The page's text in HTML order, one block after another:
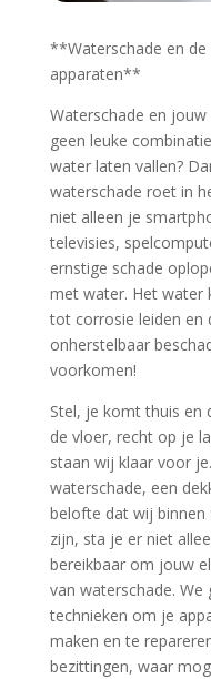
**Waterschade en
apparaten**
Waterschade en
geen leuke
water laten vallen?
waterschade roet in
niet alleen je
televisies,
ernstige schade
met water.​ Het water
tot corrosie leiden en
onherstelbaar
voorkomen!
Stel, je komt thuis en
de vloer, recht op je
staan wij klaar voor
waterschade, een
belofte dat wij binnen
zijn, sta je er niet
bereikbaar om jouw
van waterschade.​ We
technieken om je
maken en te
bezittingen, waar